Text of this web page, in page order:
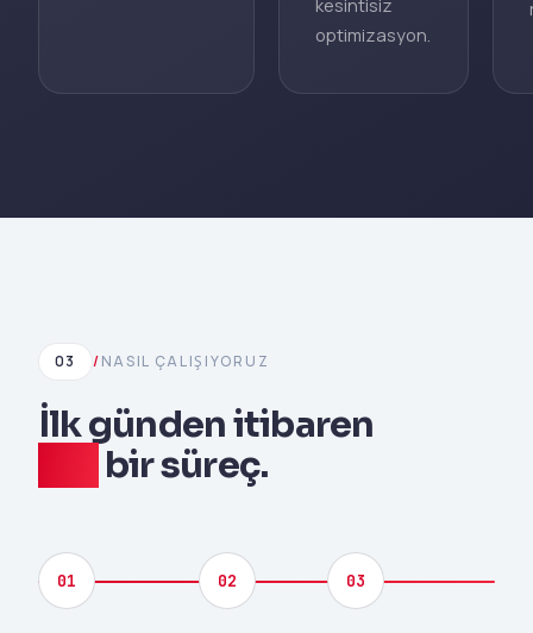
kesintisiz
optimizasyon.
03 /NASIL ÇALIŞIYORUZ
İlk günden itibaren
bir süreç.
01 02 03